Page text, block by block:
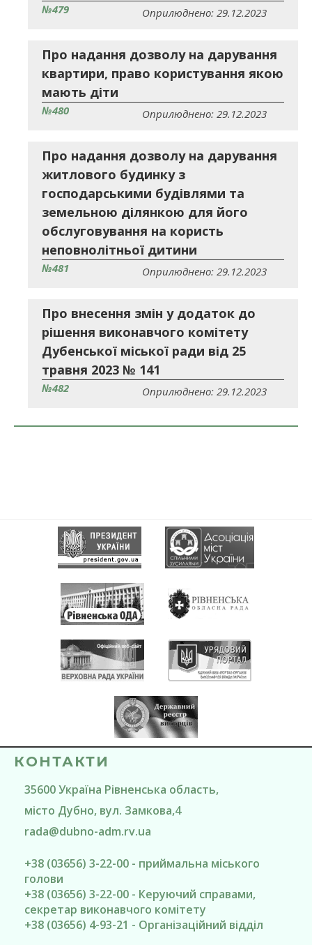
№479 Оприлюднено: 29.12.2023
Про надання дозволу на дарування
квартири, право користування якою
мають діти
№480 Оприлюднено: 29.12.2023
Про надання дозволу на дарування
житлового будинку з
господарськими будівлями та
земельною ділянкою для його
обслуговування на користь
неповнолітньої дитини
№481 Оприлюднено: 29.12.2023
Про внесення змін у додаток до
рішення виконавчого комітету
Дубенської міської ради від 25
травня 2023 № 141
№482 Оприлюднено: 29.12.2023
КОНТАКТИ
35600Україна Рівненська область,
місто Дубно, вул. Замкова,4
rada@dubno-adm.rv.ua
+38 (03656) 3-22-00 - приймальна міського
голови
+38 (03656) 3-22-00 - Керуючий справами,
секретар виконавчого комітету
+38 (03656) 4-93-21 - Організаційний відділ